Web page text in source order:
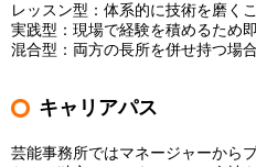
レッスン型：体系的に技術を磨く
実践型：現場で経験を積めるため
混合型：両方の長所を併せ持つ場
キャリアパス
芸能事務所ではマネージャーから